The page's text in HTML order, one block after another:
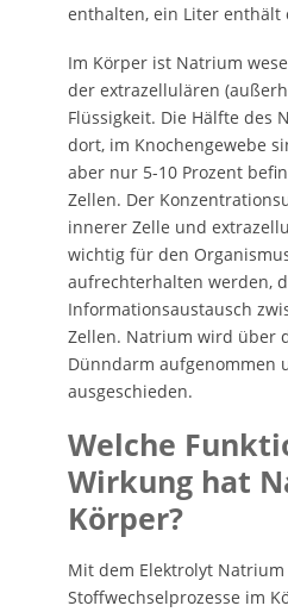
enthalten, ein Liter enthält
Im Körper ist Natrium
der extrazellulären
Flüssigkeit. Die Hälfte des
dort, im Knochengewebe
aber nur 5-10 Prozent
Zellen. Der
innerer Zelle und
wichtig für den
aufrechterhalten werden,
Informationsaustausch
Zellen. Natrium wird über
Dünndarm aufgenommen
ausgeschieden.
Welche
Wirkung hat
Körper?
Mit dem Elektrolyt
Stoffwechselprozesse im